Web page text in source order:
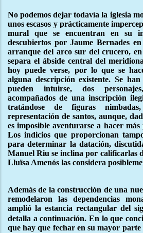
No podemos dejar todavía la iglesia
unos escasos y prácticamente
mural que se encuentran en su
descubiertos por Jaume Bernades
arranque del arco sur del crucero,
separa el ábside central del
hoy puede verse, por lo que se
alguna descripción existente. Se
pueden intuirse, dos
acompañados de una inscripción
tratándose de figuras
representación de santos, aunque,
es imposible aventurarse a hacer más
Los indicios que proporcionan
para determinar la datación,
Manuel Riu se inclina por calificarlas
Lluïsa Amenós las considera
Además de la construcción de una
remodelaron las dependencias
amplió la estancia rectangular del
detalla a continuación. En lo que
que hay que fechar en su mayor parte